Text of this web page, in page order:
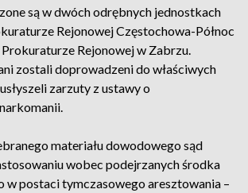
są w dwóch odrębnych jednostkach
Rejonowej Częstochowa-Północ
Rejonowej w Zabrzu.
zostali doprowadzeni do właściwych
zarzuty z ustawy o
materiału dowodowego sąd
wobec podejrzanych środka
w postaci tymczasowego aresztowania –